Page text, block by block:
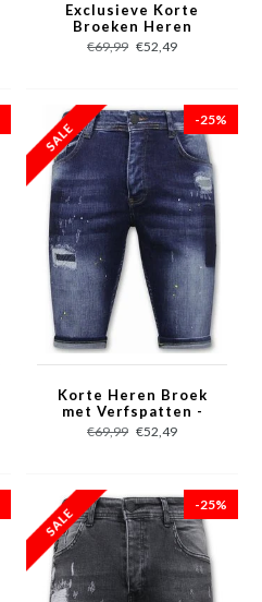
Exclusieve Korte
Broeken Heren
Stretch - 1053 - Grijs
€69,99 €52,49
-25%
Korte Heren Broek
met Verfspatten -
1051 - Blauw
€69,99 €52,49
-25%